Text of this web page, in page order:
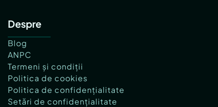
Despre
Blog
ANPC
Termeni și condiții
Politica de cookies
Politica de confidențialitate
Setări de confidențialitate